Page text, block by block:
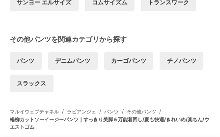
サンヨー エルサイズ コムサイズム トランスワーク
その他パンツを関連カテゴリから探す
パンツ デニムパンツ カーゴパンツ チノパンツ
スラックス
マルイウェブチャネル / ラビアンジェ / パンツ / その他パンツ /
楊柳カットソーイージーパンツ｜すっきり美脚＆万能着回し/夏も快適/きれいめ/楽ちん/ウ
エストゴム